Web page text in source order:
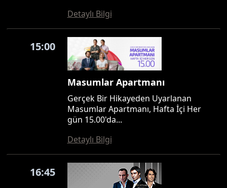
Detaylı Bilgi
15:00
Masumlar Apartmanı
Gerçek Bir Hikayeden Uyarlanan
Masumlar Apartmanı, Hafta İçi Her
gün 15.00'da...
Detaylı Bilgi
16:45